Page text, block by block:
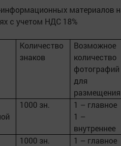
материалов
с учетом НДС 18%
Количество
знаков
Возможное
количество
фотографий
для
размещения
1000 зн.
1 – главное
1 –
внутреннее
1000 зн.
1 – главное